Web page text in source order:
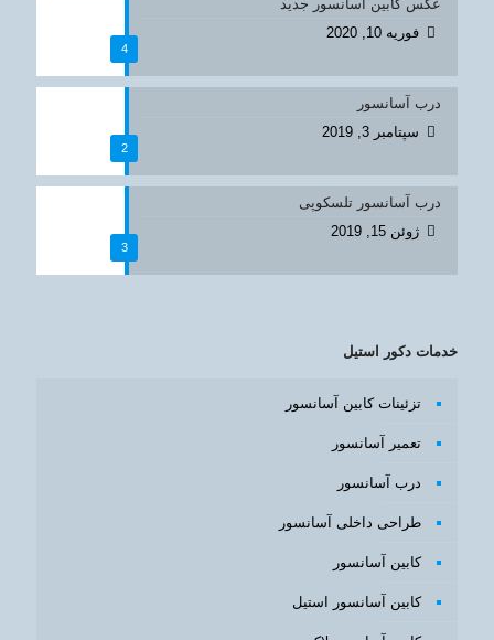
4
عکس کابین آسانسور جدید
فوریه 10, 2020
2
درب آسانسور
سپتامبر 3, 2019
3
درب آسانسور تلسکوپی
ژوئن 15, 2019
خدمات دکور استیل
تزئینات کابین آسانسور
تعمیر آسانسور
درب آسانسور
طراحی داخلی آسانسور
کابین آسانسور
کابین آسانسور استیل